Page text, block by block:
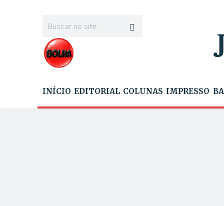
INÍCIO EDITORIAL COLUNAS IMPRESSO